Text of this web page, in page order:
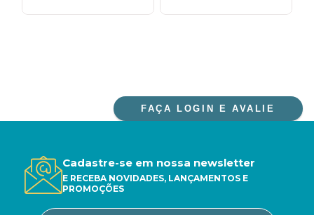
FAÇA LOGIN E AVALIE
Cadastre-se em nossa newsletter
E RECEBA NOVIDADES, LANÇAMENTOS E
PROMOÇÕES